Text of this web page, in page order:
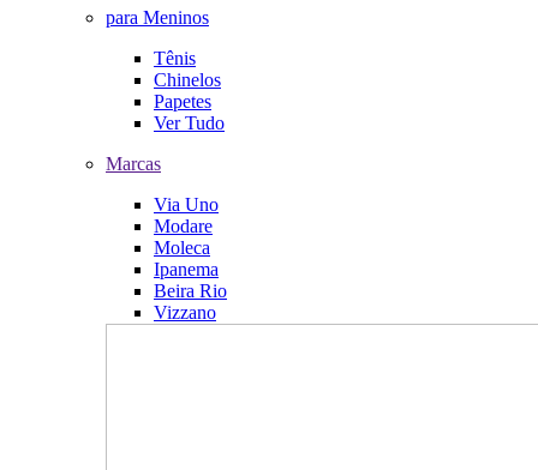
para Meninos
Tênis
Chinelos
Papetes
Ver Tudo
Marcas
Via Uno
Modare
Moleca
Ipanema
Beira Rio
Vizzano